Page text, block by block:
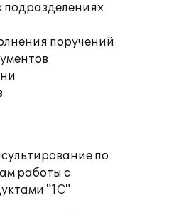
подразделениях
поручений
по
работы с
"1С"